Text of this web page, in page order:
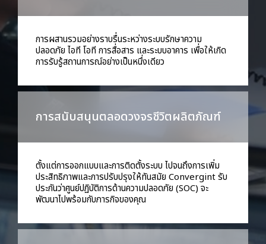
การผสานรวมอย่างราบรื่นระหว่างระบบรักษาความ
ปลอดภัย ไอที โอที การสื่อสาร และระบบอาคาร เพื่อให้เกิด
การรับรู้สถานการณ์อย่างเป็นหนึ่งเดียว
การสนับสนุนตลอดวงจรชีวิตผลิตภัณฑ์
ตั้งแต่การออกแบบและการติดตั้งระบบ ไปจนถึงการเพิ่ม
ประสิทธิภาพและการปรับปรุงให้ทันสมัย ​​Convergint รับ
ประกันว่าศูนย์ปฏิบัติการด้านความปลอดภัย (SOC) จะ
พัฒนาไปพร้อมกับภารกิจของคุณ